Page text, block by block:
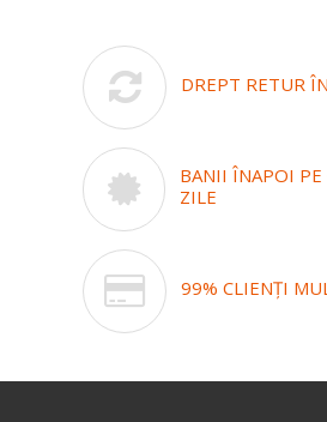
DREPT RETUR
BANII ÎNAPOI
ZILE
99% CLIENȚI